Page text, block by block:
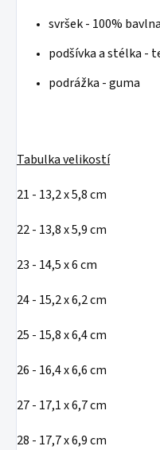
svršek - 100%
podšívka a stélka -
podrážka - guma
Tabulka velikostí
21 - 13,2 x 5,8 cm
22 - 13,8 x 5,9 cm
23 - 14,5 x 6 cm
24 - 15,2 x 6,2 cm
25 - 15,8 x 6,4 cm
26 - 16,4 x 6,6 cm
27 - 17,1 x 6,7 cm
28 - 17,7 x 6,9 cm